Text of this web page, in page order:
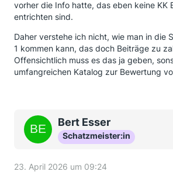
vorher die Info hatte, das eben keine KK
entrichten sind.
Daher verstehe ich nicht, wie man in die
1 kommen kann, das doch Beiträge zu
Offensichtlich muss es das ja geben,
umfangreichen Katalog zur Bewertung
Bert Esser
Schatzmeister:in
23. April 2026 um 09:24